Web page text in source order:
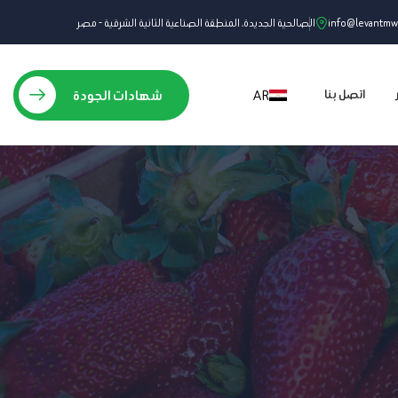
الصالحية الجديدة، المنطقة الصناعية الثانية الشرقية - مصر
اتصل بنا AR شهادات الجودة